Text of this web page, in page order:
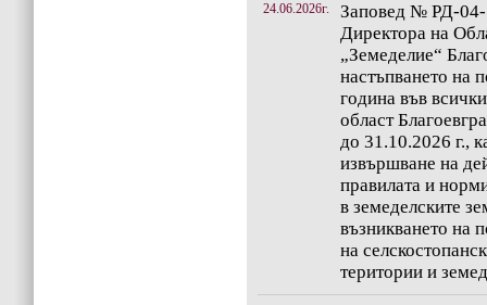
24.06.2026г.
Заповед № РД-04-
Директора на
„Земеделие“
настъпването на
година във
област
до 31.10.2026 г.,
извършване на
правилата и
в земеделските
възникването на
на
територии и